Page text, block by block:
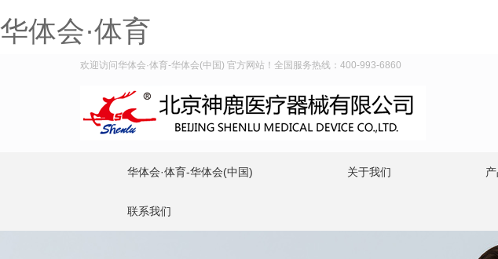
华体会·体育
欢迎访问华体会·体育-华体会(中国) 官方网站！全国服务热线：400-993-6860
华体会·体育-华体会(中国) 关于我们
联系我们